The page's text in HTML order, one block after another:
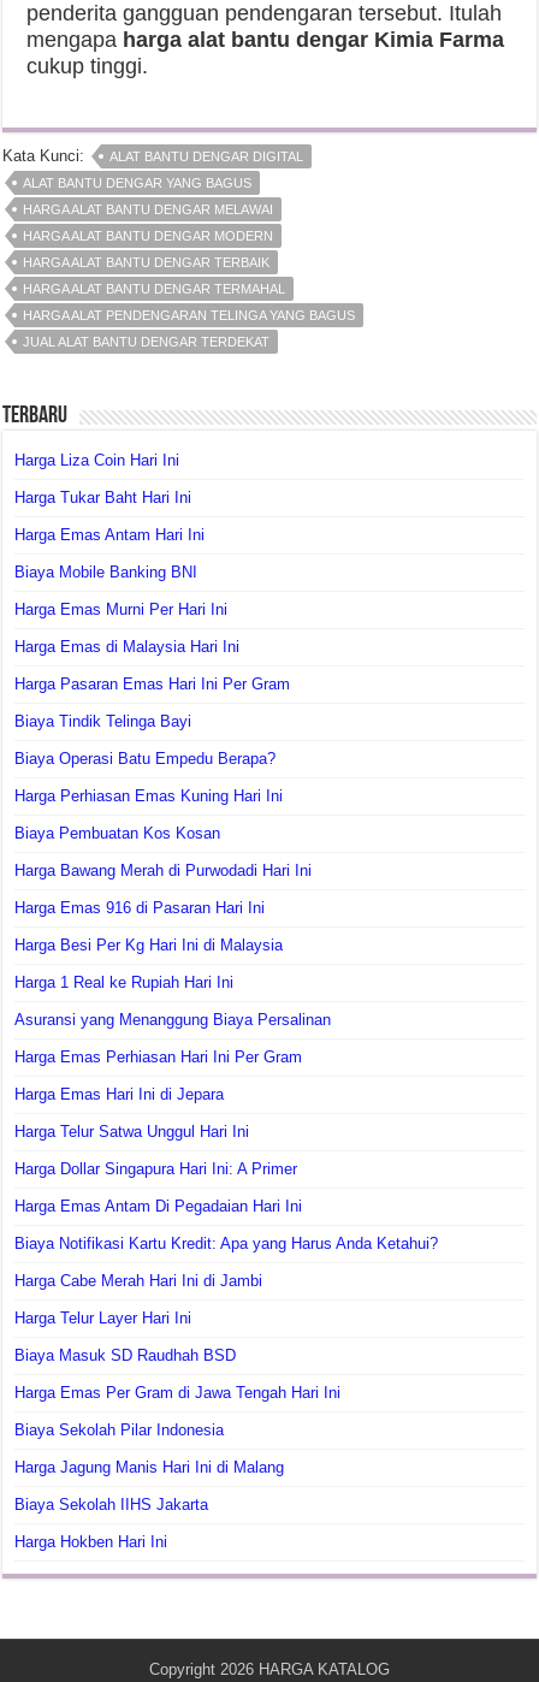
penderita gangguan pendengaran tersebut. Itulah
mengapa harga alat bantu dengar Kimia Farma
cukup tinggi.
Kata Kunci:
ALAT BANTU DENGAR DIGITAL
ALAT BANTU DENGAR YANG BAGUS
HARGA ALAT BANTU DENGAR MELAWAI
HARGA ALAT BANTU DENGAR MODERN
HARGA ALAT BANTU DENGAR TERBAIK
HARGA ALAT BANTU DENGAR TERMAHAL
HARGA ALAT PENDENGARAN TELINGA YANG BAGUS
JUAL ALAT BANTU DENGAR TERDEKAT
Terbaru
Harga Liza Coin Hari Ini
Harga Tukar Baht Hari Ini
Harga Emas Antam Hari Ini
Biaya Mobile Banking BNI
Harga Emas Murni Per Hari Ini
Harga Emas di Malaysia Hari Ini
Harga Pasaran Emas Hari Ini Per Gram
Biaya Tindik Telinga Bayi
Biaya Operasi Batu Empedu Berapa?
Harga Perhiasan Emas Kuning Hari Ini
Biaya Pembuatan Kos Kosan
Harga Bawang Merah di Purwodadi Hari Ini
Harga Emas 916 di Pasaran Hari Ini
Harga Besi Per Kg Hari Ini di Malaysia
Harga 1 Real ke Rupiah Hari Ini
Asuransi yang Menanggung Biaya Persalinan
Harga Emas Perhiasan Hari Ini Per Gram
Harga Emas Hari Ini di Jepara
Harga Telur Satwa Unggul Hari Ini
Harga Dollar Singapura Hari Ini: A Primer
Harga Emas Antam Di Pegadaian Hari Ini
Biaya Notifikasi Kartu Kredit: Apa yang Harus Anda Ketahui?
Harga Cabe Merah Hari Ini di Jambi
Harga Telur Layer Hari Ini
Biaya Masuk SD Raudhah BSD
Harga Emas Per Gram di Jawa Tengah Hari Ini
Biaya Sekolah Pilar Indonesia
Harga Jagung Manis Hari Ini di Malang
Biaya Sekolah IIHS Jakarta
Harga Hokben Hari Ini
Copyright 2026 HARGA KATALOG